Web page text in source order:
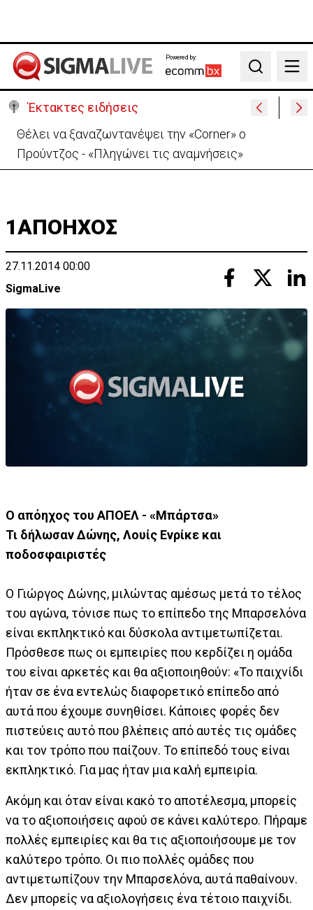
Powered by:
Search
Έκτακτες ειδήσεις
Θέλει να ξαναζωντανέψει την «Corner» o
Προύντζος - «Πληγώνει τις αναμνήσεις»
1ΑΠΟΗΧΟΣ
27.11.2014 00:00
SigmaLive
Ο απόηχος του ΑΠΟΕΛ - «Μπάρτσα»
Τι δήλωσαν Δώνης, Λουίς Ενρίκε και
ποδοσφαιριστές
Ο Γιώργος Δώνης, μιλώντας αμέσως μετά το τέλος
του αγώνα, τόνισε πως το επίπεδο της Μπαρσελόνα
είναι εκπληκτικό και δύσκολα αντιμετωπίζεται.
Πρόσθεσε πως οι εμπειρίες που κερδίζει η ομάδα
του είναι αρκετές και θα αξιοποιηθούν: «Το παιχνίδι
ήταν σε ένα εντελώς διαφορετικό επίπεδο από
αυτά που έχουμε συνηθίσει. Κάποιες φορές δεν
πιστεύεις αυτό που βλέπεις από αυτές τις ομάδες
και τον τρόπο που παίζουν. Το επίπεδό τους είναι
εκπληκτικό. Για μας ήταν μια καλή εμπειρία.
Ακόμη και όταν είναι κακό το αποτέλεσμα, μπορείς
να το αξιοποιήσεις αφού σε κάνει καλύτερο. Πήραμε
πολλές εμπειρίες και θα τις αξιοποιήσουμε με τον
καλύτερο τρόπο. Οι πιο πολλές ομάδες που
αντιμετωπίζουν την Μπαρσελόνα, αυτά παθαίνουν.
Δεν μπορείς να αξιολογήσεις ένα τέτοιο παιχνίδι.